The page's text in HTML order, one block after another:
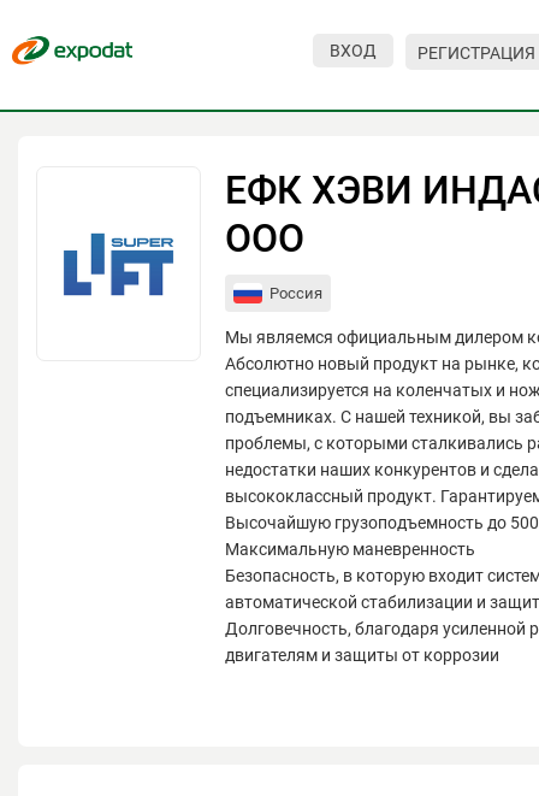
ВХОД РЕГИСТРАЦИЯ
ЕФК ХЭВИ
ООО
Россия
Мы являемся официальным дилером
Абсолютно новый продукт на рынке,
специализируется на коленчатых и
подъемниках. С нашей техникой, вы
проблемы, с которыми сталкивались
недостатки наших конкурентов и
высококлассный продукт.
Высочайшую грузоподъемность до
Максимальную маневренность
Безопасность, в которую входит
автоматической стабилизации и
Долговечность, благодаря
двигателям и защиты от коррозии
Мероприятия
Организациям
Контакты